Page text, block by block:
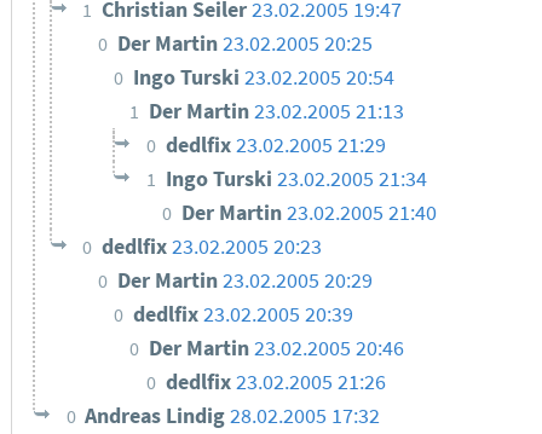
1 Christian Seiler23.02.2005 19:47
0 Der Martin23.02.2005 20:25
0 Ingo Turski23.02.2005 20:54
1 Der Martin23.02.2005 21:13
0 dedlfix23.02.2005 21:29
1 Ingo Turski 23.02.2005 21:34
0 Der Martin23.02.2005 21:40
0 dedlfix23.02.2005 20:23
0 Der Martin23.02.2005 20:29
0 dedlfix23.02.2005 20:39
0 Der Martin23.02.2005 20:46
0 dedlfix23.02.2005 21:26
0 Andreas Lindig28.02.2005 17:32